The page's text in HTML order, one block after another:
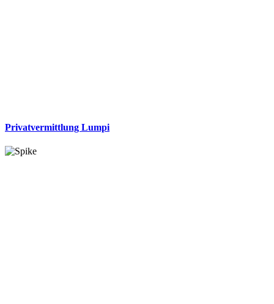
Privatvermittlung Lumpi